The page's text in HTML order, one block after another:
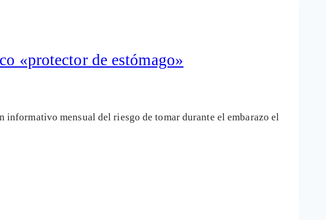
«protector de estómago»
mensual del riesgo de tomar durante el embarazo el